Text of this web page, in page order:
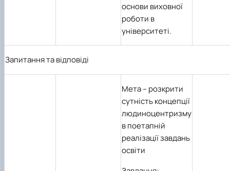
основи виховної
роботи в
університеті.
Запитання та відповіді
Мета– розкрити
сутність концепції
людиноцентризму
в поетапній
реалізації завдань
освіти